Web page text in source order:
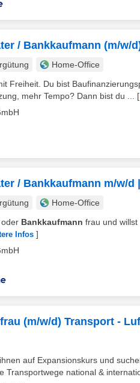
/ Bankkaufmann (m/w/
Home-Office
Freiheit. Du bist
mehr Tempo? Dann bist du ...
[
/ Bankkaufmann m/w/d
Home-Office
Bankkaufmann frau und
Infos ]
(m/w/d) Transport -
auf Expansionskurs und
Transportwege national &